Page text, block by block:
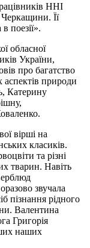
ННІ
Її
поезії».
обласної
України,
про багатство
аспектів природи
, Катерину
вірші на
класиків.
та різні
тварин. Навіть
звучала
пізнання рідного
Валентина
Григорія
наших